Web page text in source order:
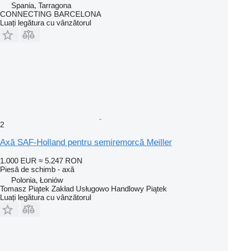
Spania, Tarragona
CONNECTING BARCELONA
Luați legătura cu vânzătorul
2
Axă SAF-Holland pentru semiremorcă Meiller
1.000 EUR ≈ 5.247 RON
Piesă de schimb - axă
Polonia, Łoniów
Tomasz Piątek Zakład Usługowo Handlowy Piątek
Luați legătura cu vânzătorul